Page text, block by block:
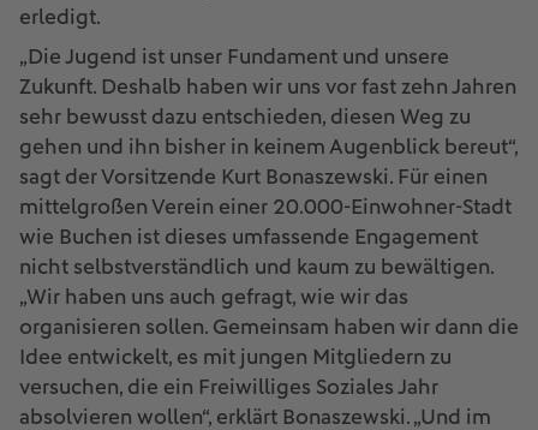
erledigt.
„Die Jugend ist unser Fundament und unsere
Zukunft. Deshalb haben wir uns vor fast zehn Jahren
sehr bewusst dazu entschieden, diesen Weg zu
gehen und ihn bisher in keinem Augenblick bereut“,
sagt der Vorsitzende Kurt Bonaszewski. Für einen
mittelgroßen Verein einer 20.000-Einwohner-Stadt
wie Buchen ist dieses umfassende Engagement
nicht selbstverständlich und kaum zu bewältigen.
„Wir haben uns auch gefragt, wie wir das
organisieren sollen. Gemeinsam haben wir dann die
Idee entwickelt, es mit jungen Mitgliedern zu
versuchen, die ein Freiwilliges Soziales Jahr
absolvieren wollen“, erklärt Bonaszewski. „Und im